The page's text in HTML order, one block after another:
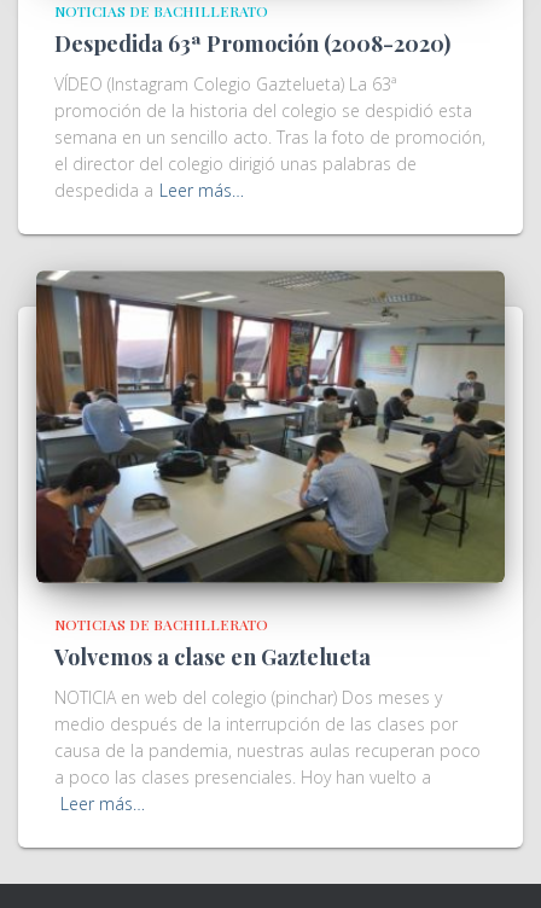
NOTICIAS DE BACHILLERATO
Despedida 63ª Promoción (2008-2020)
VÍDEO (Instagram Colegio Gaztelueta) La 63ª
promoción de la historia del colegio se despidió esta
semana en un sencillo acto. Tras la foto de promoción,
el director del colegio dirigió unas palabras de
despedida a Leer más…
NOTICIAS DE BACHILLERATO
Volvemos a clase en Gaztelueta
NOTICIA en web del colegio (pinchar) Dos meses y
medio después de la interrupción de las clases por
causa de la pandemia, nuestras aulas recuperan poco
a poco las clases presenciales. Hoy han vuelto a
Leer más…